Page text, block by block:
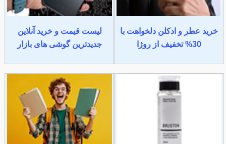
خرید عطر و ادکلن دلخواهت با
30% تخفیف از روژا
لیست قیمت و خرید آنلاین
جدیدترین گوشی های بازار